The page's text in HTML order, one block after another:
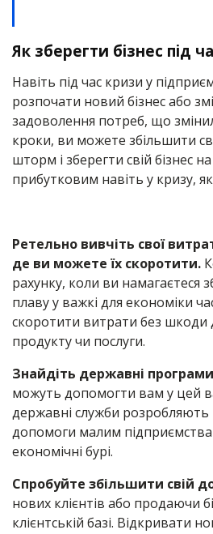
Як зберегти бізнес під
Навіть під час кризи у
розпочати новий бізнес або
задоволення потреб, що
кроки, ви можете збільшити
шторм і зберегти свій бізнес
прибутковим навіть у кризу,
Ретельно вивчіть свої
де ви можете їх скоротити.
рахунку, коли ви намагаєтеся
плаву у важкі для економіки
скоротити витрати без шкоди
продукту чи послуги.
Знайдіть державні
можуть допомогти вам у цей
державні служби розробляють
допомоги малим
економічні бурі.
Спробуйте збільшити свій
нових клієнтів або продаючи
клієнтській базі. Відкривати